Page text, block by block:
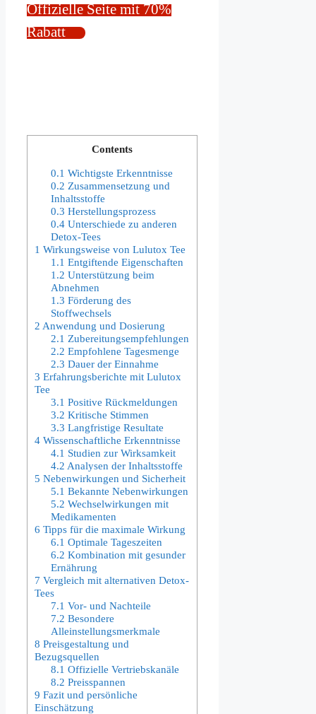
Offizielle Seite mit 70%
Rabatt
Contents
0.1 Wichtigste Erkenntnisse
0.2 Zusammensetzung und
Inhaltsstoffe
0.3 Herstellungsprozess
0.4Unterschiede zu anderen
Detox-Tees
1 Wirkungsweise von Lulutox Tee
1.1 Entgiftende Eigenschaften
1.2 Unterstützung beim
Abnehmen
1.3 Förderung des
Stoffwechsels
2 Anwendung und Dosierung
2.1 Zubereitungsempfehlungen
2.2 Empfohlene Tagesmenge
2.3 Dauer der Einnahme
3 Erfahrungsberichte mit Lulutox
Tee
3.1 Positive Rückmeldungen
3.2 Kritische Stimmen
3.3 Langfristige Resultate
4 Wissenschaftliche Erkenntnisse
4.1 Studien zur Wirksamkeit
4.2 Analysen der Inhaltsstoffe
5 Nebenwirkungen und Sicherheit
5.1 Bekannte Nebenwirkungen
5.2 Wechselwirkungen mit
Medikamenten
6 Tipps für die maximale Wirkung
6.1 Optimale Tageszeiten
6.2 Kombination mit gesunder
Ernährung
7 Vergleich mit alternativen Detox-
Tees
7.1 Vor- und Nachteile
7.2 Besondere
Alleinstellungsmerkmale
8 Preisgestaltung und
Bezugsquellen
8.1 Offizielle Vertriebskanäle
8.2 Preisspannen
9 Fazit und persönliche
Einschätzung